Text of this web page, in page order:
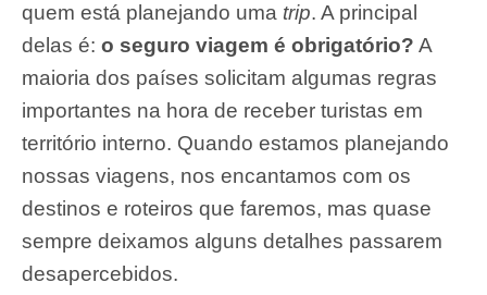
quem está planejando uma trip. A principal
delas é: o seguro viagem é obrigatório? A
maioria dos países solicitam algumas regras
importantes na hora de receber turistas em
território interno. Quando estamos planejando
nossas viagens, nos encantamos com os
destinos e roteiros que faremos, mas quase
sempre deixamos alguns detalhes passarem
desapercebidos.